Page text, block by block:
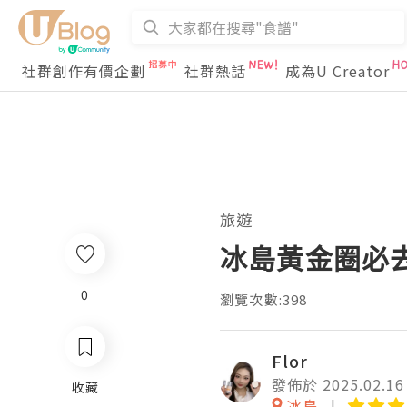
社群創作有價企劃 社群熱話 成為U Creator
0
收藏
旅遊
冰島黃金圈必
瀏覽次數:398
Flor
發佈於 2025.02.16